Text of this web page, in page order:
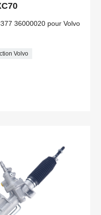
36000020 pour Volvo
Volvo